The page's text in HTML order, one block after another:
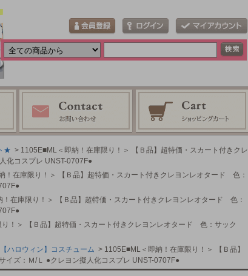
★ > 1105E■ML＜即納！在庫限り！＞ 【Ｂ品】超特価・スカート付きクレ
化コスプレ UNST-0707F●
！在庫限り！＞ 【Ｂ品】超特価・スカート付きクレヨンレオタード 色：
在庫限り！＞ 【Ｂ品】超特価・スカート付きクレヨンレオタード 色：
！＞ 【Ｂ品】超特価・スカート付きクレヨンレオタード 色：サック
【ハロウィン】コスチューム > 1105E■ML＜即納！在庫限り！＞ 【Ｂ品】
ズ：Ｍ/Ｌ ●クレヨン擬人化コスプレ UNST-0707F●